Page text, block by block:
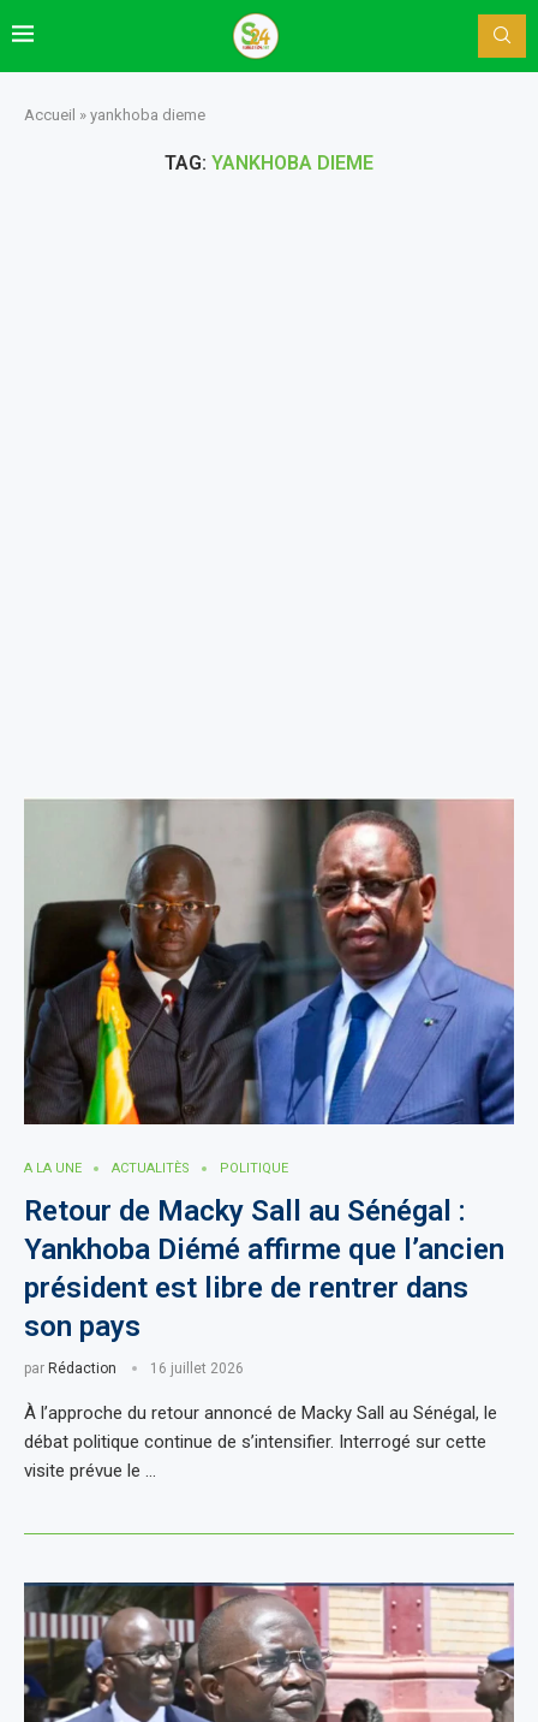
Accueil » yankhoba dieme
TAG: YANKHOBA DIEME
A LA UNE ACTUALITÈS POLITIQUE
Retour de Macky Sall au Sénégal :
Yankhoba Diémé affirme que l’ancien
président est libre de rentrer dans
son pays
par Rédaction 16 juillet 2026
À l’approche du retour annoncé de Macky Sall au Sénégal, le
débat politique continue de s’intensifier. Interrogé sur cette
visite prévue le …